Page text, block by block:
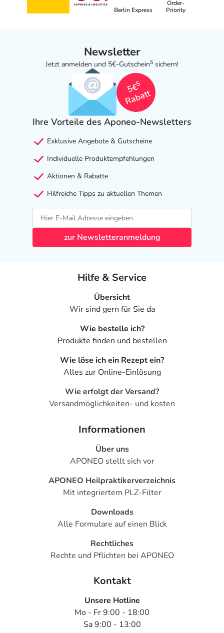
Berlin Express
Order-
Priority
Newsletter
Jetzt anmelden und 5€-Gutschein5 sichern!
5€
5
Rabatt
Ihre Vorteile des Aponeo-Newsletters
Exklusive Angebote & Gutscheine
Individuelle Produktempfehlungen
Aktionen & Rabatte
Hilfreiche Tipps zu aktuellen Themen
zur Newsletteranmeldung
Hilfe & Service
Übersicht
Wir sind gern für Sie da
Wie bestelle ich?
Produkte finden und bestellen
Wie löse ich ein Rezept ein?
Alles zur Online-Einlösung
Wie erfolgt der Versand?
Versandmöglichkeiten- und kosten
Informationen
Über uns
APONEO stellt sich vor
APONEO Heilpraktikerverzeichnis
Mit integriertem PLZ-Filter
Downloads
Alle Formulare auf einen Blick
Rechtliches
Rechte und Pflichten bei APONEO
Kontakt
Unsere Hotline
Mo - Fr 9:00 - 18:00
Sa 9:00 - 13:00